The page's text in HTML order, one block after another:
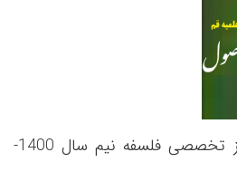
دروس فقه و اصول مرکز تخصصی فلسفه نیم سال 1400-